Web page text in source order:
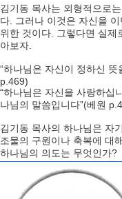
김기동 목사는 외형적으로
다. 그러나 이것은 자신을
위한 것이다. 그렇다면 실
아보자.
“하나님은 자신이 정하신
p.469)
“하나님은 자신을 사랑하십
나님의 말씀입니다”(베원
김기동 목사의 하나님은 자
조물의 구원이나 축복에 대
하나님의 의도는 무엇인가?